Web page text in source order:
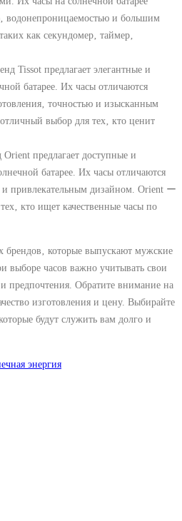
водонепроницаемостью и большим
как секундомер‚ таймер‚
Tissot предлагает элегантные и
батарее. Их часы отличаются
точностью и изысканным
выбор для тех‚ кто ценит
предлагает доступные и
батарее. Их часы отличаются
и привлекательным дизайном. Orient ー
кто ищет качественные часы по
которые выпускают мужские
выборе часов важно учитывать свои
предпочтения. Обратите внимание на
изготовления и цену. Выбирайте
будут служить вам долго и
энергия